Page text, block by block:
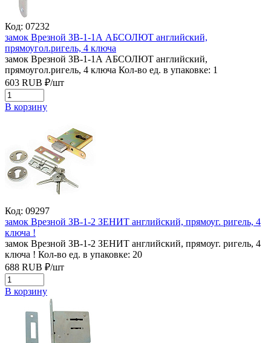
Код: 07232
замок Врезной ЗВ-1-1А АБСОЛЮТ английский,
прямоугол.ригель, 4 ключа
замок Врезной ЗВ-1-1А АБСОЛЮТ английский,
прямоугол.ригель, 4 ключа Кол-во ед. в упаковке: 1
603 RUB ₽/шт
В корзину
Код: 09297
замок Врезной ЗВ-1-2 ЗЕНИТ английский, прямоуг. ригель, 4
ключа !
замок Врезной ЗВ-1-2 ЗЕНИТ английский, прямоуг. ригель, 4
ключа ! Кол-во ед. в упаковке: 20
688 RUB ₽/шт
В корзину